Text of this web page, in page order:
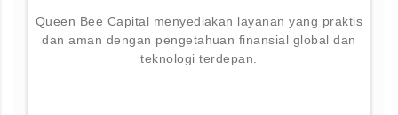
Queen Bee Capital menyediakan layanan yang praktis
dan aman dengan pengetahuan finansial global dan
teknologi terdepan.